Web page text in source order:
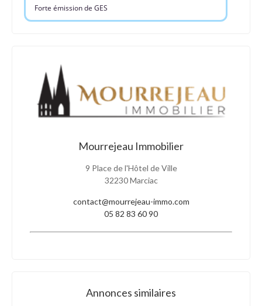
Forte émission de GES
Mourrejeau Immobilier
9 Place de l'Hôtel de Ville
32230 Marciac
contact@mourrejeau-immo.com
05 82 83 60 90
Annonces similaires